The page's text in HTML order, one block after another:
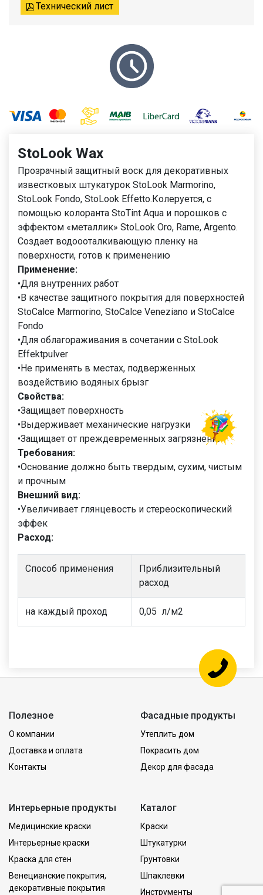
Технический лист
StoLook Wax
Прозрачный защитный воск для декоративных
известковых штукатурок StoLook Marmorino,
StoLook Fondo, StoLook Effetto.Колеруется, с
помощью колоранта StoTint Aqua и порошков с
эффектом «металлик» StoLook Oro, Rame, Argento.
Создает водоооталкивающую пленку на
поверхности, готов к применению
Применение:
•Для внутренних работ
•В качестве защитного покрытия для поверхностей
StoCalce Marmorino, StoCalce Veneziano и StoCalce
Fondo
•Для облагораживания в сочетании с StoLook
Effektpulver
•Не применять в местах, подверженных
воздействию водяных брызг
Свойства:
•Защищает поверхность
•Выдерживает механические нагрузки
•Защищает от преждевременных загрязнений
Требования:
•Основание должно быть твердым, сухим, чистым
и прочным
Внешний вид:
•Увеличивает глянцевость и стереоскопический
эффек
Расход:
Способ применения
Приблизительный
расход
на каждый проход 0,05 л/м2
Полезное
О компании
Доставка и оплата
Контакты
Фасадные продукты
Утеплить дом
Покрасить дом
Декор для фасада
Интерьерные продукты
Медицинские краски
Интерьерные краски
Краска для стен
Венецианские покрытия,
декоративные покрытия
Каталог
Краски
Штукатурки
Грунтовки
Шпаклевки
Инструменты